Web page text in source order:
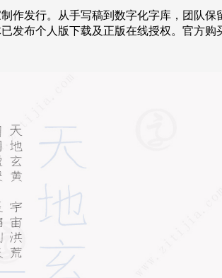
作发行。从手写稿到数字化字库，团队保
发布个人版下载及正版在线授权。官方购